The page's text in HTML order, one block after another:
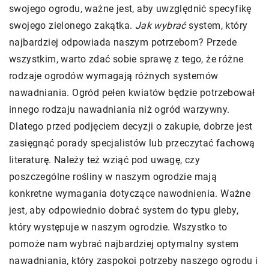
swojego ogrodu, ważne jest, aby uwzględnić specyfikę
swojego zielonego zakątka. Jak wybraćsystem, który
najbardziej odpowiada naszym potrzebom? Przede
wszystkim, warto zdać sobie sprawę z tego, że różne
rodzaje ogrodów wymagają różnych systemów
nawadniania. Ogród pełen kwiatów będzie potrzebował
innego rodzaju nawadniania niż ogród warzywny.
Dlatego przed podjęciem decyzji o zakupie, dobrze jest
zasięgnąć porady specjalistów lub przeczytać fachową
literaturę. Należy też wziąć pod uwagę, czy
poszczególne rośliny w naszym ogrodzie mają
konkretne wymagania dotyczące nawodnienia. Ważne
jest, aby odpowiednio dobrać system do typu gleby,
który występuje w naszym ogrodzie. Wszystko to
pomoże nam wybrać najbardziej optymalny system
nawadniania, który zaspokoi potrzeby naszego ogrodu i